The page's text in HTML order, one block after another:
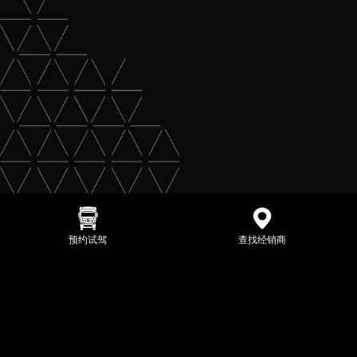
预约试驾 查找经销商